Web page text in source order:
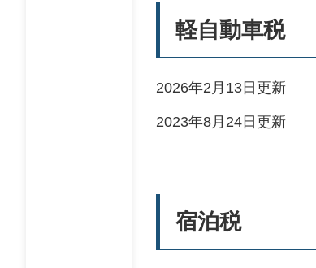
軽自動車税
2026年2月13日更新
2023年8月24日更新
宿泊税